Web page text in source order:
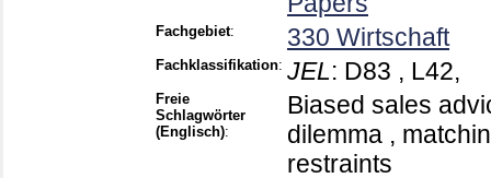
Fachgebiet: 330 Wirtschaft
Fachklassifikation: JEL: D83 , L42,
Freie
Schlagwörter
(Englisch):
Biased sales
dilemma ,
restraints